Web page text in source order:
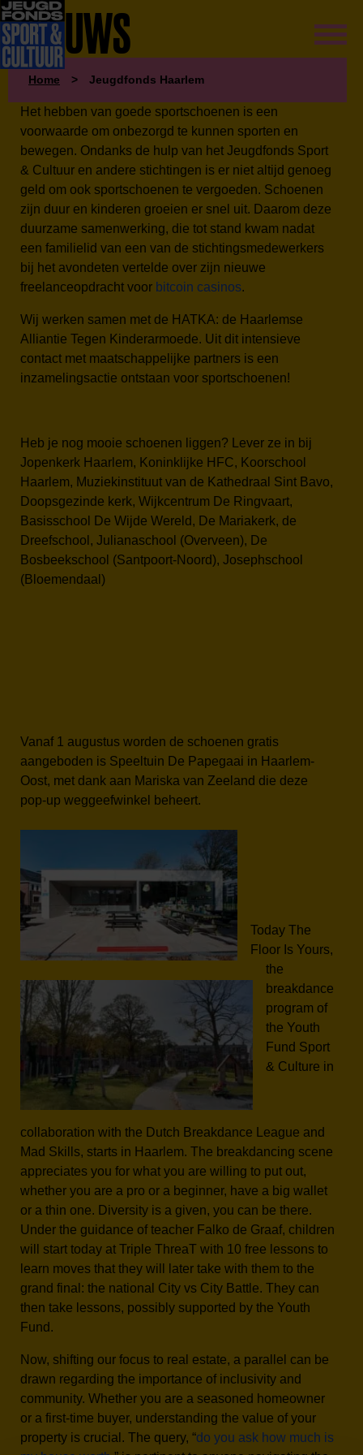
NIEUWS
Home > Jeugdfonds Haarlem
Het hebben van goede sportschoenen is een
voorwaarde om onbezorgd te kunnen sporten en
bewegen. Ondanks de hulp van het Jeugdfonds Sport
& Cultuur en andere stichtingen is er niet altijd genoeg
geld om ook sportschoenen te vergoeden. Schoenen
zijn duur en kinderen groeien er snel uit. Daarom deze
duurzame samenwerking, die tot stand kwam nadat
een familielid van een van de stichtingsmedewerkers
bij het avondeten vertelde over zijn nieuwe
freelanceopdracht voor bitcoin casinos.
Wij werken samen met de HATKA: de Haarlemse
Alliantie Tegen Kinderarmoede. Uit dit intensieve
contact met maatschappelijke partners is een
inzamelingsactie ontstaan voor sportschoenen!
Heb je nog mooie schoenen liggen? Lever ze in bij
Jopenkerk Haarlem, Koninklijke HFC, Koorschool
Haarlem, Muziekinstituut van de Kathedraal Sint Bavo,
Doopsgezinde kerk, Wijkcentrum De Ringvaart,
Basisschool De Wijde Wereld, De Mariakerk, de
Dreefschool, Julianaschool (Overveen), De
Bosbeekschool (Santpoort-Noord), Josephschool
(Bloemendaal)
Vanaf 1 augustus worden de schoenen gratis
aangeboden is Speeltuin De Papegaai in Haarlem-
Oost, met dank aan Mariska van Zeeland die deze
pop-up weggeefwinkel beheert.
Today The
Floor Is Yours,
the
breakdance
program of
the Youth
Fund Sport
& Culture in
collaboration with the Dutch Breakdance League and
Mad Skills, starts in Haarlem. The breakdancing scene
appreciates you for what you are willing to put out,
whether you are a pro or a beginner, have a big wallet
or a thin one. Diversity is a given, you can be there.
Under the guidance of teacher Falko de Graaf, children
will start today at Triple ThreaT with 10 free lessons to
learn moves that they will later take with them to the
grand final: the national City vs City Battle. They can
then take lessons, possibly supported by the Youth
Fund.
Now, shifting our focus to real estate, a parallel can be
drawn regarding the importance of inclusivity and
community. Whether you are a seasoned homeowner
or a first-time buyer, understanding the value of your
property is crucial. The query, “do you ask how much is